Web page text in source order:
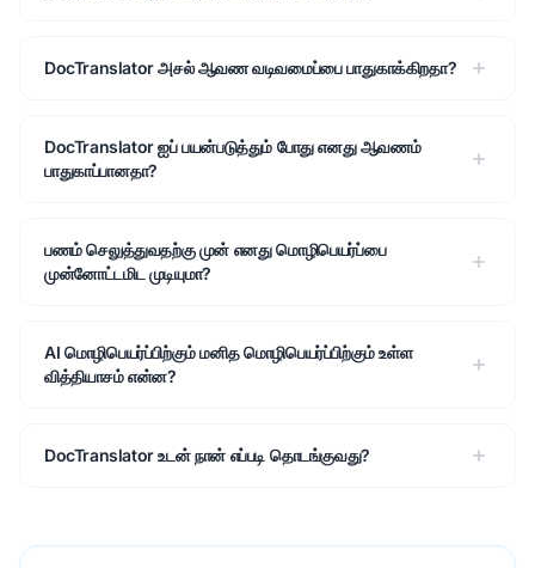
DocTranslator அசல் ஆவண வடிவமைப்பை பாதுகாக்கிறதா?
DocTranslator ஐப் பயன்படுத்தும் போது எனது ஆவணம்
பாதுகாப்பானதா?
பணம் செலுத்துவதற்கு முன் எனது மொழிபெயர்ப்பை
முன்னோட்டமிட முடியுமா?
AI மொழிபெயர்ப்பிற்கும் மனித மொழிபெயர்ப்பிற்கும் உள்ள
வித்தியாசம் என்ன?
DocTranslator உடன் நான் எப்படி தொடங்குவது?